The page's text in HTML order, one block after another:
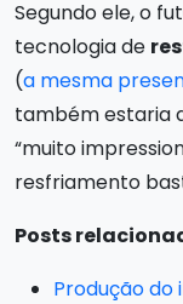
Segundo ele, o
tecnologia de
(a mesma
também estaria
“muito
resfriamento
Posts
Produção